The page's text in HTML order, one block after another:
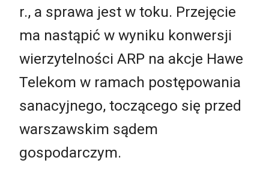
r., a sprawa jest w toku. Przejęcie
ma nastąpić w wyniku konwersji
wierzytelności ARP na akcje Hawe
Telekom w ramach postępowania
sanacyjnego, toczącego się przed
warszawskim sądem
gospodarczym.